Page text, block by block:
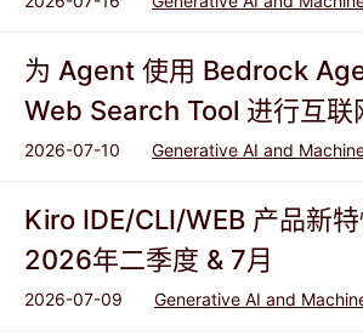
为 Agent 使用 Bedrock
Web Search Tool 进行互联
2026-07-10 Generative AI and
Kiro IDE/CLI/WEB 产品新
2026年二季度 & 7月
2026-07-09 Generative AI and